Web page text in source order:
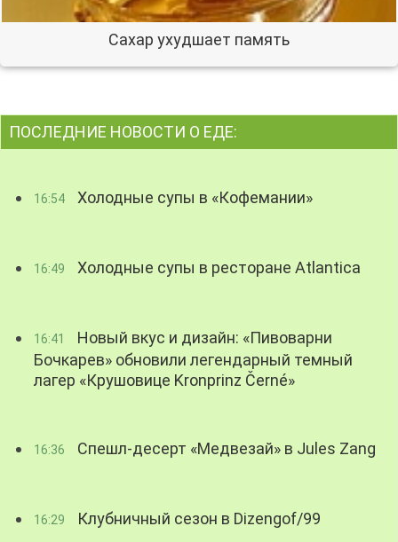
Сахар ухудшает память
ПОСЛЕДНИЕ НОВОСТИ О ЕДЕ:
16:54 Холодные супы в «Кофемании»
16:49 Холодные супы в ресторане Atlantica
16:41
Новый вкус и дизайн: «Пивоварни
Бочкарев» обновили легендарный темный
лагер «Крушовице Kronprinz Černé»
16:36 Спешл-десерт «Медвезай» в Jules Zang
16:29 Клубничный сезон в Dizengof/99